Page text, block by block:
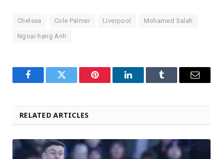
Chelsea Cole Palmer Liverpool Mohamed Salah
Ngoại hạng Anh
FacebookTwitter Pinterest LinkedInTumblr Email
RELATED ARTICLES